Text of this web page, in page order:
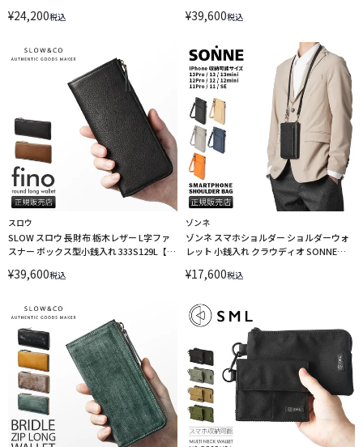
¥24,200税込 ¥39,600税込
スロウ
SLOW スロウ 長財布 栃木レザー L字ファ
スナー ボックス型小銭入れ 333S129L【在
¥39,600税込
ゾンネ
ゾンネ スマホショルダー ショルダーウォ
レット 小銭入れ クラウディオ SONNE
¥17,600税込